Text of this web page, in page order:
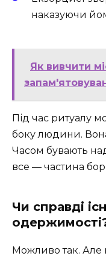
наказуючи
Як вивчити
Під час ритуалу
боку людини.
Часом бувають
все — частина
Чи справді
Можливо так. Але